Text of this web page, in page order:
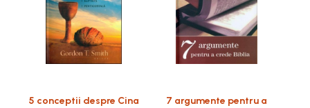
5 conceptii despre Cina
7 argumente pentru a